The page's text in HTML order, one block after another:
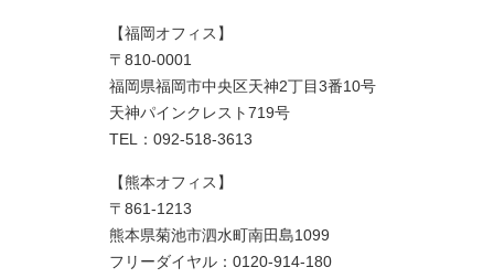
【福岡オフィス】
〒810-0001
福岡県福岡市中央区天神2丁目3番10号
天神パインクレスト719号
TEL：092-518-3613
【熊本オフィス】
〒861-1213
熊本県菊池市泗水町南田島1099
フリーダイヤル：0120-914-180